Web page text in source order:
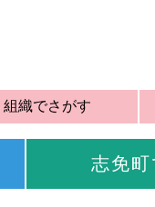
組織でさがす
志免町